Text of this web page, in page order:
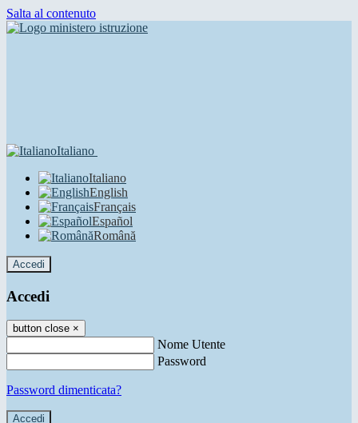
Salta al contenuto
Italiano
Italiano
English
Français
Español
Română
Accedi
Accedi
button close ×
Nome Utente
Password
Password dimenticata?